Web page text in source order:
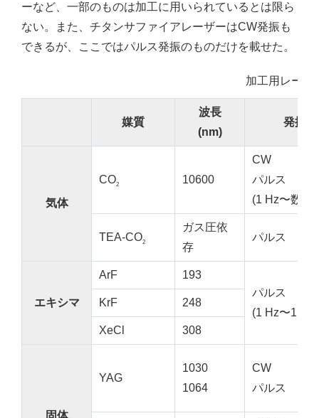
ーなど、一部のものは加工に用いられているとは限ら
ない。また、チタンサファイアレーザーはCW発振も
できるが、ここではパルス発振のものだけを載せた。
加工用レーザ
媒質
波長
(nm)
発振
気体
CO2 10600
CW
パルス
(1 Hz〜数百
TEA-CO2
ガス圧依
存
パルス
エキシマ
ArF
193
パルス
(1 Hz〜1
KrF 248
XeCl 308
固体
YAG
1030
1064
CW
パルス